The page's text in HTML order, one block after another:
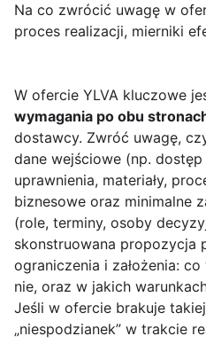
Na co zwrócić uwagę w
proces realizacji, mierniki
W ofercie YLVA kluczowe
wymagania po obu
dostawcy. Zwróć uwagę,
dane wejściowe (np.
uprawnienia, materiały,
biznesowe oraz minimalne
(role, terminy, osoby
skonstruowana propozycja
ograniczenia i założenia:
nie, oraz w jakich
Jeśli w ofercie brakuje
„niespodzianek” w trakcie